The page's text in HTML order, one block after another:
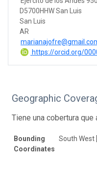
D5700HHW San Luis
San Luis
AR
https://orcid.org/
Geographic
Tiene una cobertura
Bounding
Coordinates
South West